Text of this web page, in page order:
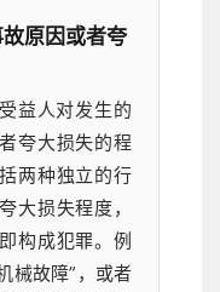
原因或者夸
益人对发生的
夸大损失的程
两种独立的行
损失程度，
构成犯罪。例
械故障”，或者